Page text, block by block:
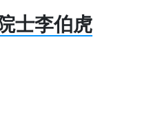
士李伯虎